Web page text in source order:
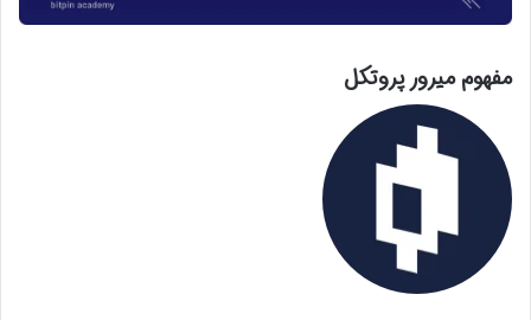
مفهوم میرور پروتکل